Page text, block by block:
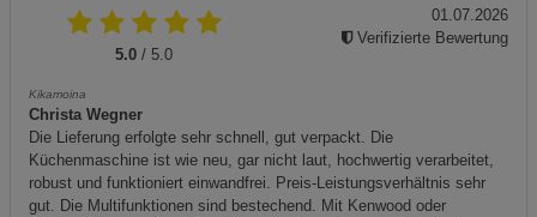
5.0 / 5.0
Kikamoina
Christa Wegner
Die Lieferung erfolgte sehr schnell, gut verpackt. Die
Küchenmaschine ist wie neu, gar nicht laut, hochwertig verarbeitet,
robust und funktioniert einwandfrei. Preis-Leistungsverhältnis sehr
gut. Die Multifunktionen sind bestechend. Mit Kenwood oder
01.07.2026
Verifizierte Bewertung